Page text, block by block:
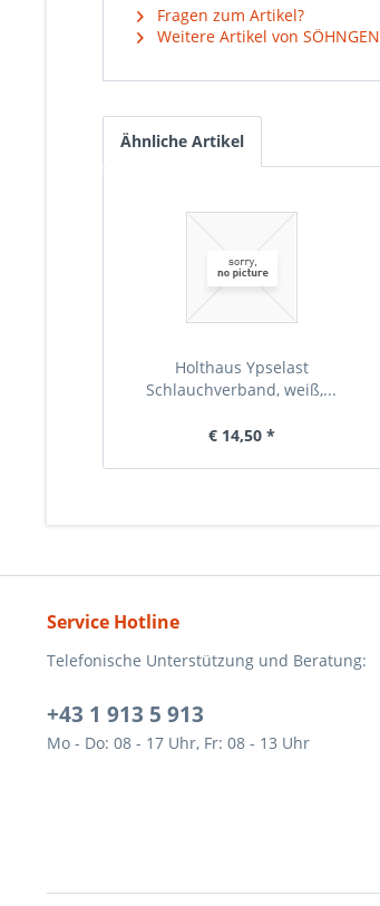
Fragen zum Artikel?
Weitere Artikel von SÖHNGEN
Ähnliche Artikel
Holthaus Ypselast
Schlauchverband, weiß,...
€ 14,50 *
Service Hotline
Telefonische Unterstützung und Beratung:
+43 1 913 5 913
Mo - Do: 08 - 17 Uhr, Fr: 08 - 13 Uhr